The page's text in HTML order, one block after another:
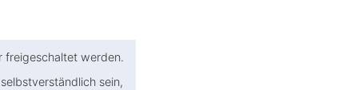
freigeschaltet werden.
sein,